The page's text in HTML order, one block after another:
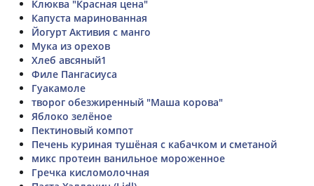
Клюква "Красная цена"
Капуста маринованная
Йогурт Активия с манго
Мука из орехов
Хлеб авсяный1
Филе Пангасиуса
Гуакамоле
творог обезжиренный "Маша корова"
Яблоко зелёное
Пектиновый компот
Печень куриная тушёная с кабачком и сметаной
микс протеин ванильное мороженное
Гречка кисломолочная